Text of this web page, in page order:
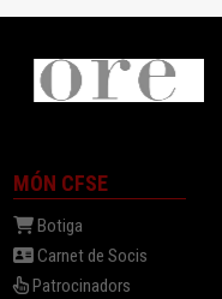
MÓN CFSE
Botiga
Carnet de Socis
Patrocinadors